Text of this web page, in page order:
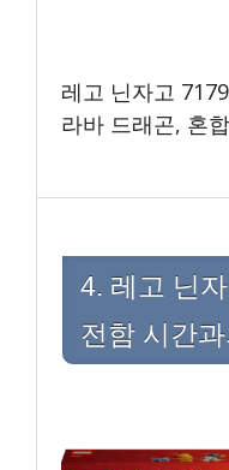
레고 닌자고
라바 드래곤, 혼
4. 레고 닌
전함 시간